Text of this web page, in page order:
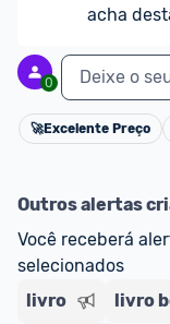
acha
0 Deixe o
🚀Excelente Preço
Outros alertas
Você receberá
selecionados
livro
livro